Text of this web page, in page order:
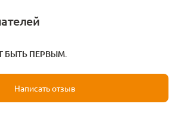
ПЕРВЫМ.
Написать отзыв